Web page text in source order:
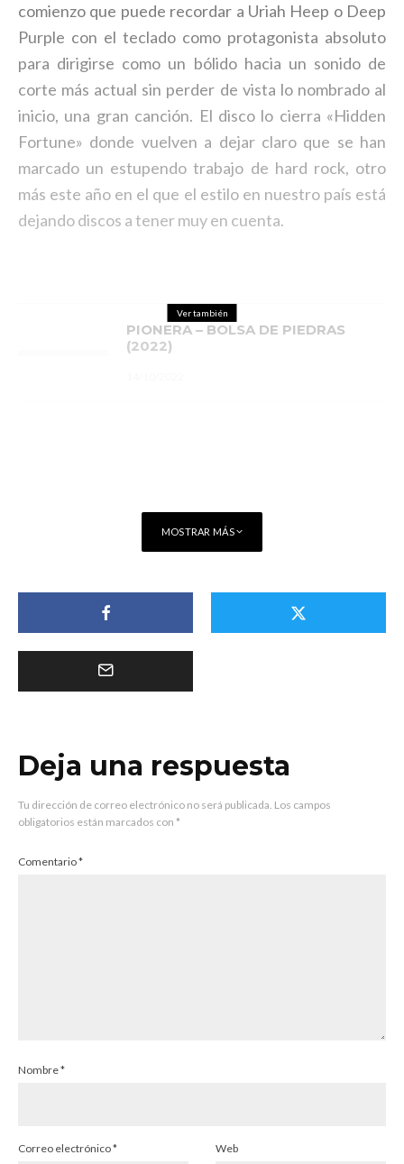
comienzo que puede recordar a Uriah Heep o Deep
Purple con el teclado como protagonista absoluto
para dirigirse como un bólido hacia un sonido de
corte más actual sin perder de vista lo nombrado al
inicio, una gran canción. El disco lo cierra «Hidden
Fortune» donde vuelven a dejar claro que se han
marcado un estupendo trabajo de hard rock, otro
más este año en el que el estilo en nuestro país está
dejando discos a tener muy en cuenta.
Ver también
PIONERA – BOLSA DE PIEDRAS
(2022)
MOSTRAR MÁS
Deja una respuesta
Tu dirección de correo electrónico no será publicada. Los campos
obligatorios están marcados con *
Comentario*
Nombre*
Correo electrónico* Web